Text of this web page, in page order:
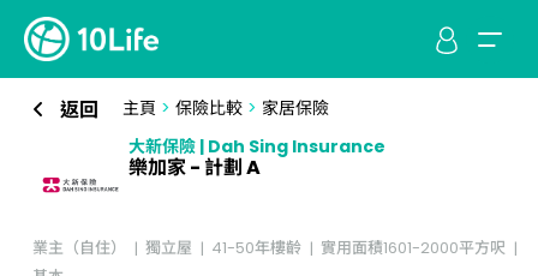
返回 主頁 > 保險比較> 家居保險
大新保險 | Dah Sing Insurance
樂加家 - 計劃 A
業主（自住） 獨立屋 41-50年樓齡
實用面積1601-2000平方呎